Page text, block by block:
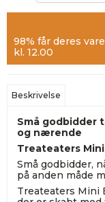
98% får deres
kl. 12.00
Beskrivelse
Små godbidder
og nærende
Treateaters
Små godbidder,
på anden måde
Treateaters Mini